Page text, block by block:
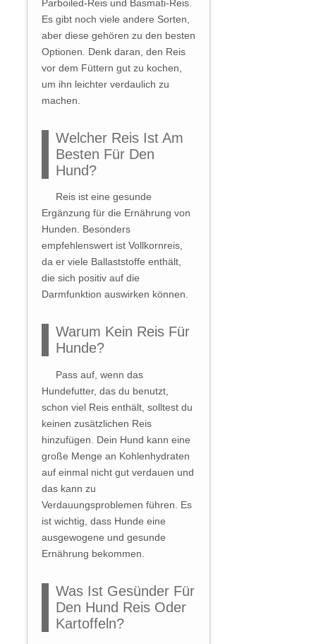
Parboiled-Reis und Basmati-Reis.
Es gibt noch viele andere Sorten,
aber diese gehören zu den besten
Optionen. Denk daran, den Reis
vor dem Füttern gut zu kochen,
um ihn leichter verdaulich zu
machen.
Welcher Reis Ist Am
Besten Für Den
Hund?
Reis ist eine gesunde
Ergänzung für die Ernährung von
Hunden. Besonders
empfehlenswert ist Vollkornreis,
da er viele Ballaststoffe enthält,
die sich positiv auf die
Darmfunktion auswirken können.
Warum Kein Reis Für
Hunde?
Pass auf, wenn das
Hundefutter, das du benutzt,
schon viel Reis enthält, solltest du
keinen zusätzlichen Reis
hinzufügen. Dein Hund kann eine
große Menge an Kohlenhydraten
auf einmal nicht gut verdauen und
das kann zu
Verdauungsproblemen führen. Es
ist wichtig, dass Hunde eine
ausgewogene und gesunde
Ernährung bekommen.
Was Ist Gesünder Für
Den Hund Reis Oder
Kartoffeln?